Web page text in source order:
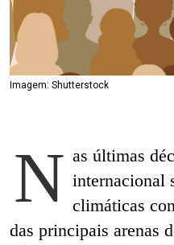
Imagem: Shutterstock
N as últimas
internacional
climáticas
das principais arenas